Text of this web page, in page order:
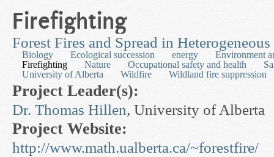
Firefighting
Forest Fires and Spread in Heterogeneous
Biology Ecological succession energy
Environment
Firefighting
Nature Occupational safety and health
University of Alberta
Wildfire Wildland fire suppression
Project Leader(s):
Dr. Thomas Hillen, University of Alberta
Project Website:
http://www.math.ualberta.ca/~forestfire/